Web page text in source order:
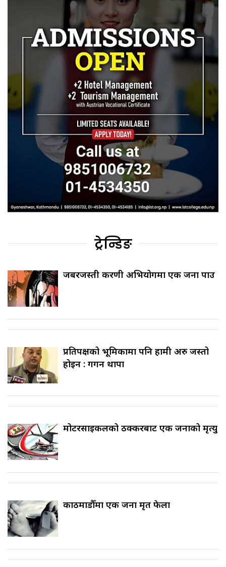
ट्रेन्डिङ
जबरजस्ती करणी अभियोगमा एक जना पक्राउ
प्रतिपक्षको भूमिकामा पनि हामी अरु जस्तो
होइन : गगन थापा
मोटरसाइकलको ठक्करबाट एक जनाको मृत्यु
काठमाडौँमा एक जना मृत फेला